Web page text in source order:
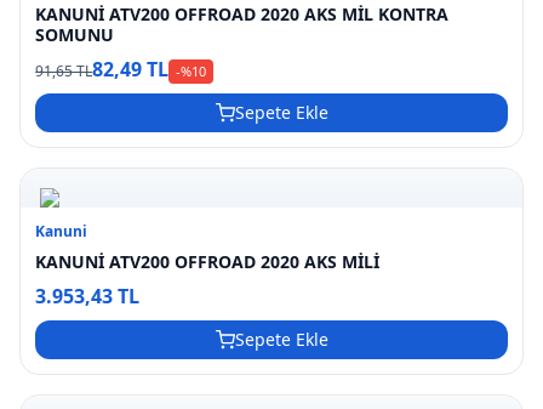
KANUNİ ATV200 OFFROAD 2020 AKS MİL KONTRA
SOMUNU
91,65 TL82,49 TL -%10
Sepete Ekle
Kanuni
KANUNİ ATV200 OFFROAD 2020 AKS MİLİ
3.953,43 TL
Sepete Ekle